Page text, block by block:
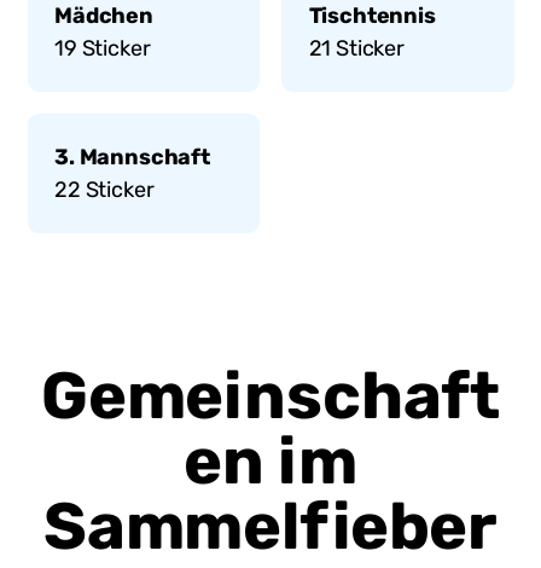
Mädchen
19 Sticker
Tischtennis
21 Sticker
3. Mannschaft
22 Sticker
Gemeinschaft
en im
Sammelfieber